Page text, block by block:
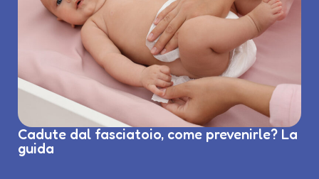
Cadute dal fasciatoio, come prevenirle? La
guida